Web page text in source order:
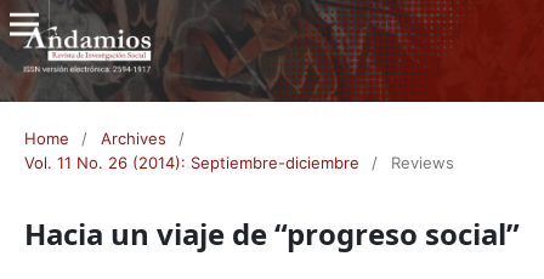
Home / Archives
/
Vol. 11 No. 26 (2014): Septiembre-diciembre
/ Reviews
Hacia un viaje de “progreso social”